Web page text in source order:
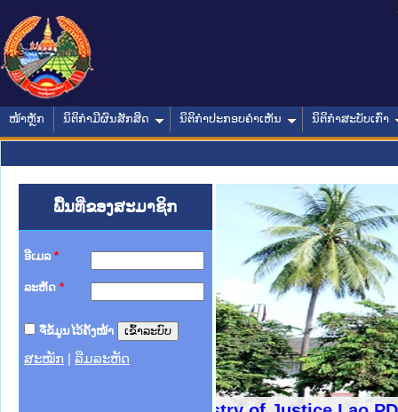
ໜ້າຫຼັກ ນິຕິກໍາມີຜົນສັກສິດ ນິຕິກໍາປະກອບຄໍາເຫັນ ນິຕິກໍາສະບັບເກົ່າ
ພື້ນທີ່ຂອງສະມາຊິກ
ອີເມລ *
ລະຫັດ *
ຈື່ຂໍ້ມູນໄວ້ຄັ້ງໜ້າ
ສະໝັກ ລືມລະຫັດ